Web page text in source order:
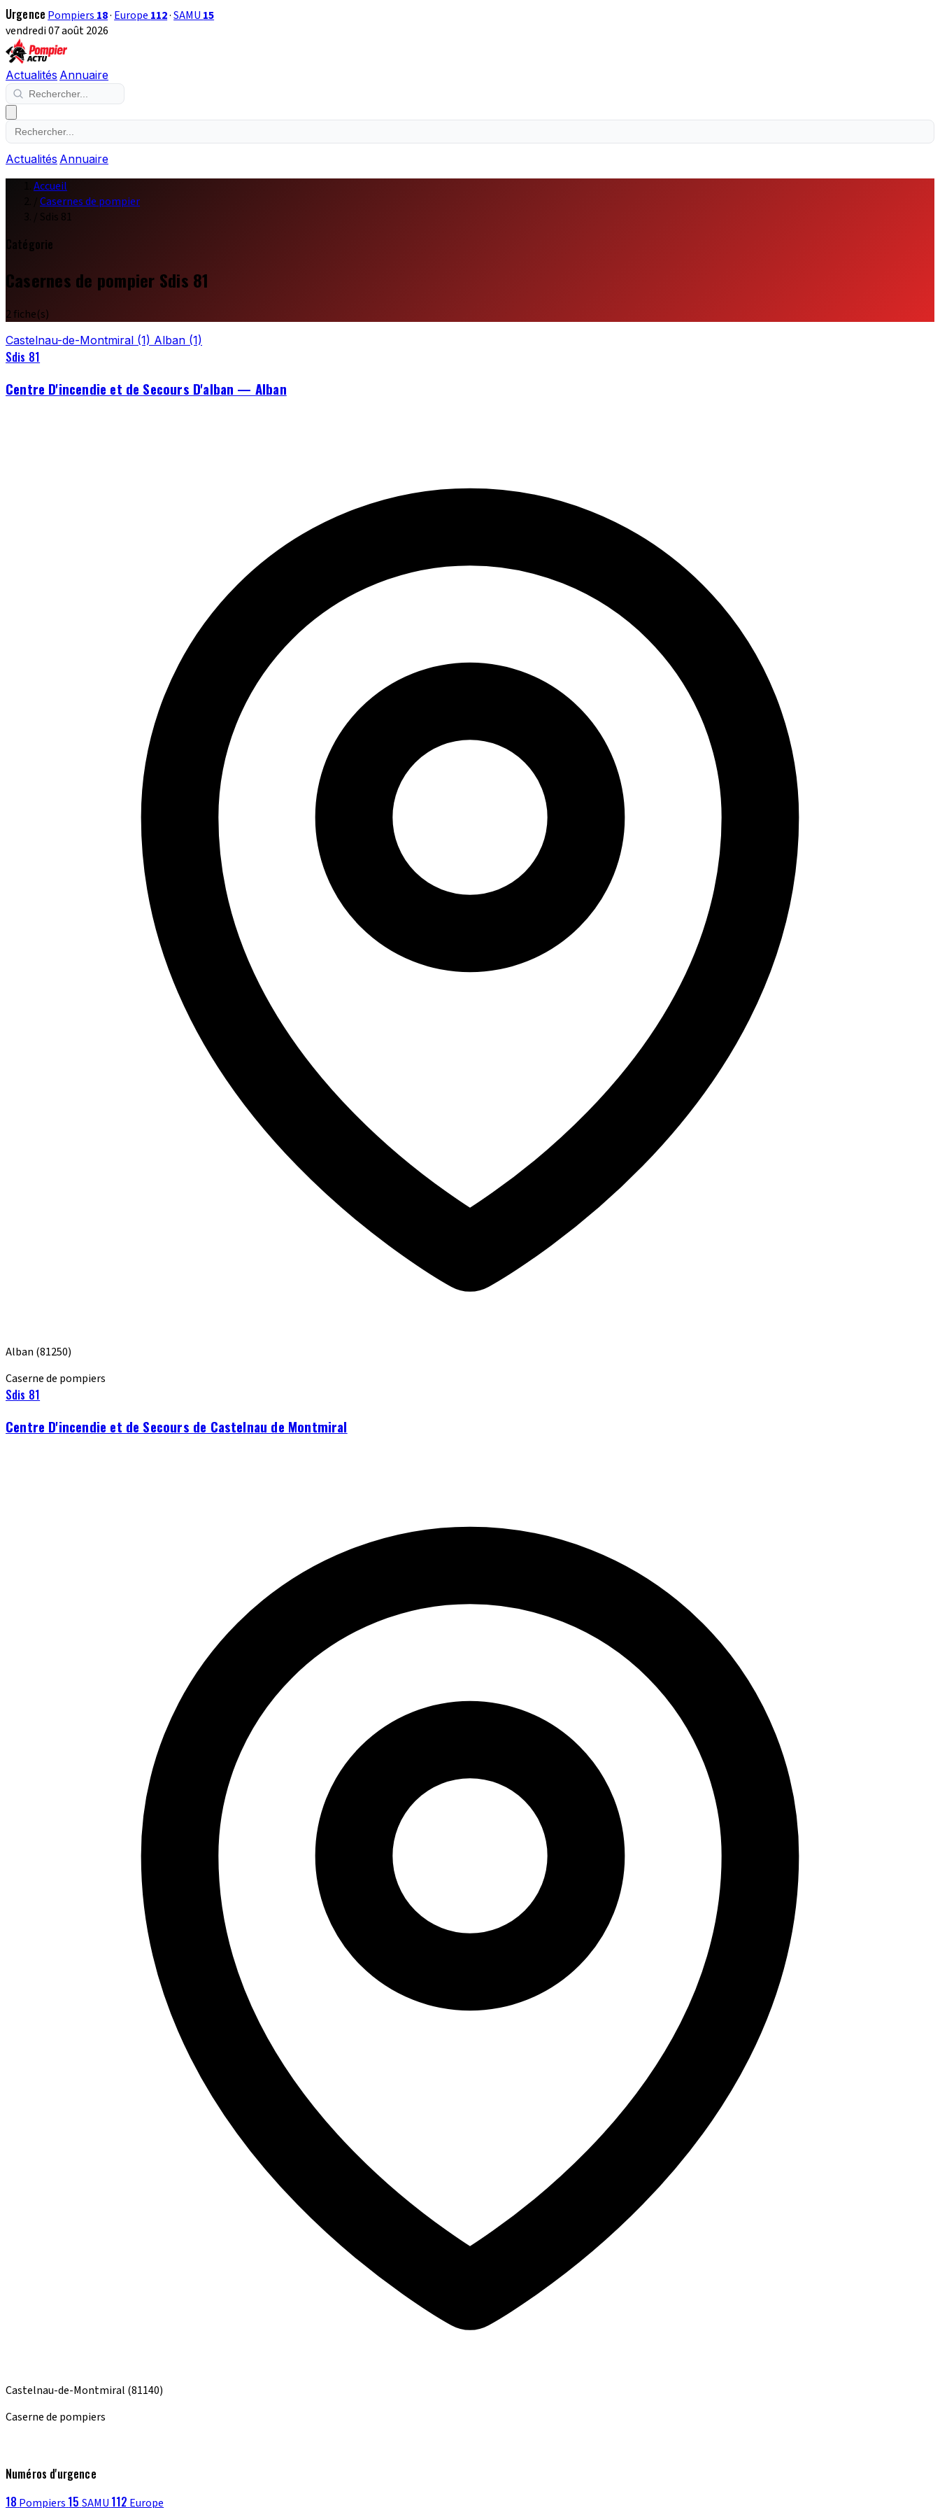
Urgence Pompiers 18· Europe 112·SAMU 15
vendredi 07 août 2026
Actualités Annuaire
Actualités Annuaire
Accueil
Casernes de pompier
Sdis 81
Catégorie
Casernes de pompier Sdis 81
2 fiche(s)
Castelnau-de-Montmiral (1) Alban (1)
Sdis 81
Centre D'incendie et de Secours D'alban — Alban
Alban (81250)
Caserne de pompiers
Sdis 81
Centre D'incendie et de Secours de Castelnau de Montmiral
Castelnau-de-Montmiral (81140)
Caserne de pompiers
Numéros d'urgence
18 Pompiers 15 SAMU 112 Europe